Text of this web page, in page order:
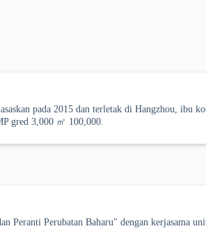
pada 2015 dan terletak di Hangzhou, ibu
gred 3,000 ㎡ 100,000.
Peranti Perubatan Baharu" dengan kerjasama